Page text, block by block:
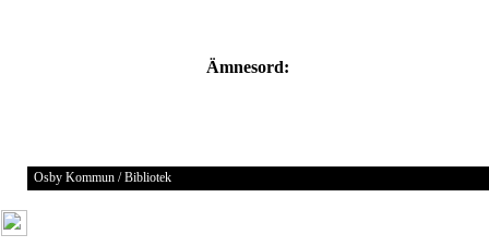
Ämnesord:
Osby Kommun / Bibliotek